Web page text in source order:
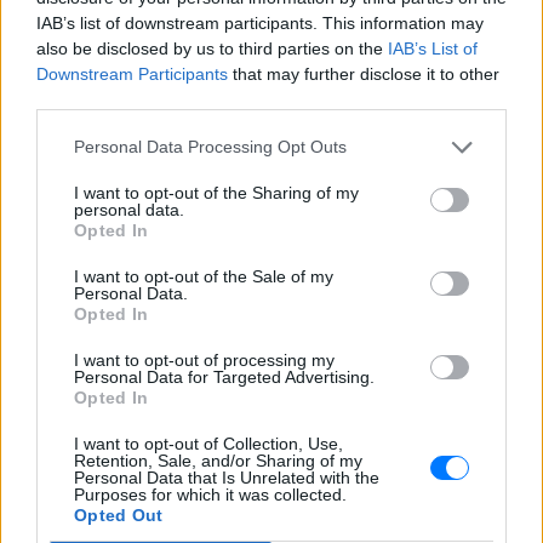
IAB’s list of downstream participants. This information may
also be disclosed by us to third parties on the IAB’s List of
Downstream Participants that may further disclose it to other
Personal Data Processing Opt Outs
I want to opt-out of the Sharing of my
personal data.
Opted In
I want to opt-out of the Sale of my
Personal Data.
Opted In
I want to opt-out of processing my
Personal Data for Targeted Advertising.
Opted In
I want to opt-out of Collection, Use,
Retention, Sale, and/or Sharing of my
Personal Data that Is Unrelated with the
Purposes for which it was collected.
Opted Out
22 χρόνια από τον θάνατο του
Δημήτρη Παπαμιχαήλ: Η
ανάρτηση της Φίνος Φιλμ για
το «γοητευτικό λεβεντόπαιδο
ΣΉΜΕΡΑ
Τον θυμόμαστε ως σπουδαίο ηθοποιό και
καλλιτέχνη που αποτέλεσε, μαζί με την
ΣΉΜΕΡΑ